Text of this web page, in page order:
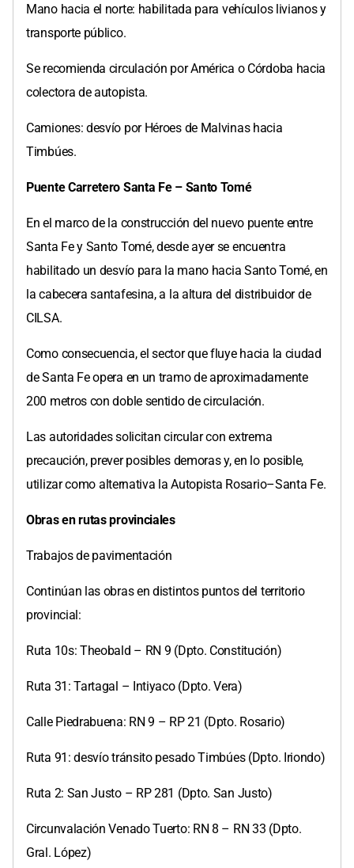
Mano hacia el norte: habilitada para vehículos livianos y
transporte público.
Se recomienda circulación por América o Córdoba hacia
colectora de autopista.
Camiones: desvío por Héroes de Malvinas hacia
Timbúes.
Puente Carretero Santa Fe – Santo Tomé
En el marco de la construcción del nuevo puente entre
Santa Fe y Santo Tomé, desde ayer se encuentra
habilitado un desvío para la mano hacia Santo Tomé, en
la cabecera santafesina, a la altura del distribuidor de
CILSA.
Como consecuencia, el sector que fluye hacia la ciudad
de Santa Fe opera en un tramo de aproximadamente
200 metros con doble sentido de circulación.
Las autoridades solicitan circular con extrema
precaución, prever posibles demoras y, en lo posible,
utilizar como alternativa la Autopista Rosario–Santa Fe.
Obras en rutas provinciales
Trabajos de pavimentación
Continúan las obras en distintos puntos del territorio
provincial:
Ruta 10s: Theobald – RN 9 (Dpto. Constitución)
Ruta 31: Tartagal – Intiyaco (Dpto. Vera)
Calle Piedrabuena: RN 9 – RP 21 (Dpto. Rosario)
Ruta 91: desvío tránsito pesado Timbúes (Dpto. Iriondo)
Ruta 2: San Justo – RP 281 (Dpto. San Justo)
Circunvalación Venado Tuerto: RN 8 – RN 33 (Dpto.
Gral. López)